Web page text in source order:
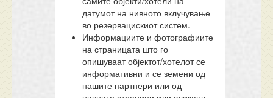
датумот на нивното вклучување
во резервацискиот систем.
Информациите и фотографиите
на страницата што го
опишуваат објектот/хотелот се
информативни и се земени од
нашите партнери или од